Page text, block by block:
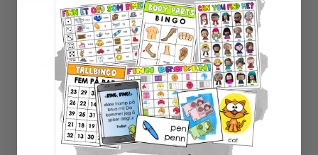
PROGRAMMERING
LESEKORT FAKTA
FAKTASERIE LESING
SPRÅKSPIRALEN
MATTESPIRALEN
LA OSS REGNE ØVEBØKER
ESCAPE ROOM
★ SESONG OG HØYTIDER